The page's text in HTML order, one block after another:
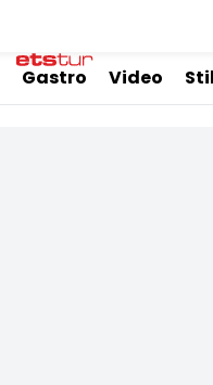
Gastro Video Stil